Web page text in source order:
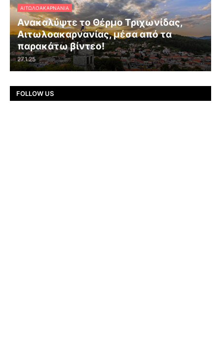
ΑΙΤΩΛΟΑΚΑΡΝΑΝΊΑ
Ανακαλύψτε το Θέρμο Τριχωνίδας,
Αιτωλοακαρνανίας, μέσα από τα
παρακάτω βίντεο!
27.1.25
FOLLOW US